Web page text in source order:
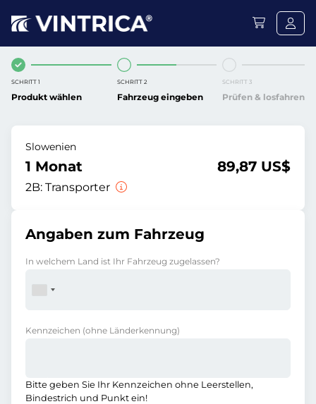
SCHRITT 1
Produkt wählen
SCHRITT 2
Fahrzeug eingeben
SCHRITT 3
Prüfen & losfahren
Slowenien
1 Monat
2B: Transporter
89,87 US$
Angaben zum Fahrzeug
In welchem Land ist Ihr Fahrzeug zugelassen?
Kennzeichen (ohne Länderkennung)
Bitte geben Sie Ihr Kennzeichen ohne Leerstellen,
Bindestrich und Punkt ein!